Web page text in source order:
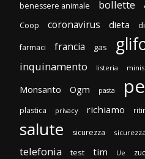
benessere animale bollette
Coop coronavirus dieta
farmaci francia gas
inquinamento listeria
Monsanto Ogm pasta
plastica privacy richiamo
salute sicurezza
telefonia test tim Ue